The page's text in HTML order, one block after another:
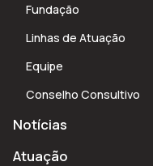
Fundação
Linhas de Atuação
Equipe
Conselho Consultivo
Notícias
Atuação